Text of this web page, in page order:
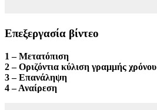
Επεξεργασία βίντεο
1 – Μετατόπιση
2 – Οριζόντια κύλιση γραμμής χρόνου
3 – Επανάληψη
4 – Αναίρεση